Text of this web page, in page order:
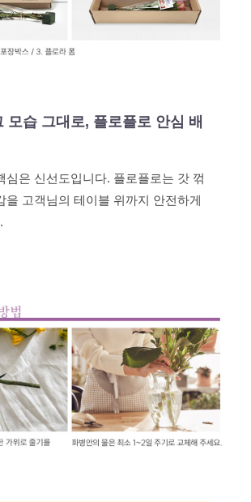
모습 그대로, 플로플로 안심 배
심은 신선도입니다. 플로플로는 갓 꺾
을 고객님의 테이블 위까지 안전하게